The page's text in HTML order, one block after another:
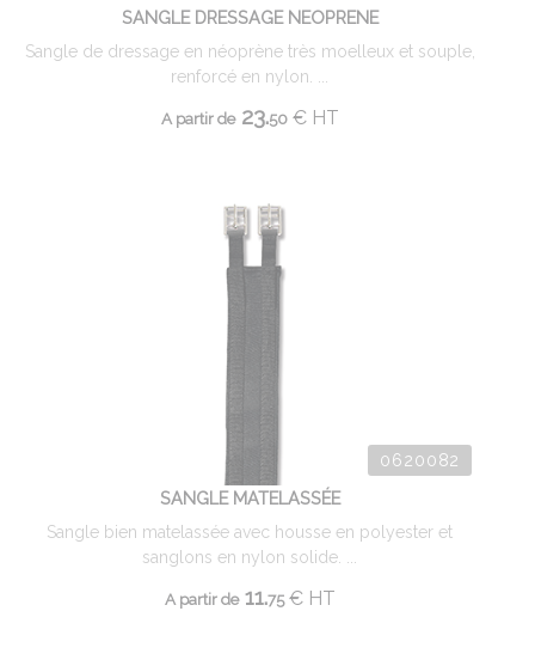
SANGLE DRESSAGE NEOPRENE
Sangle de dressage en néoprène très moelleux et souple,
renforcé en nylon. ...
A partir de23.50 €HT
0620082
SANGLE MATELASSÉE
Sangle bien matelassée avec housse en polyester et
sanglons en nylon solide. ...
A partir de11.75 €HT